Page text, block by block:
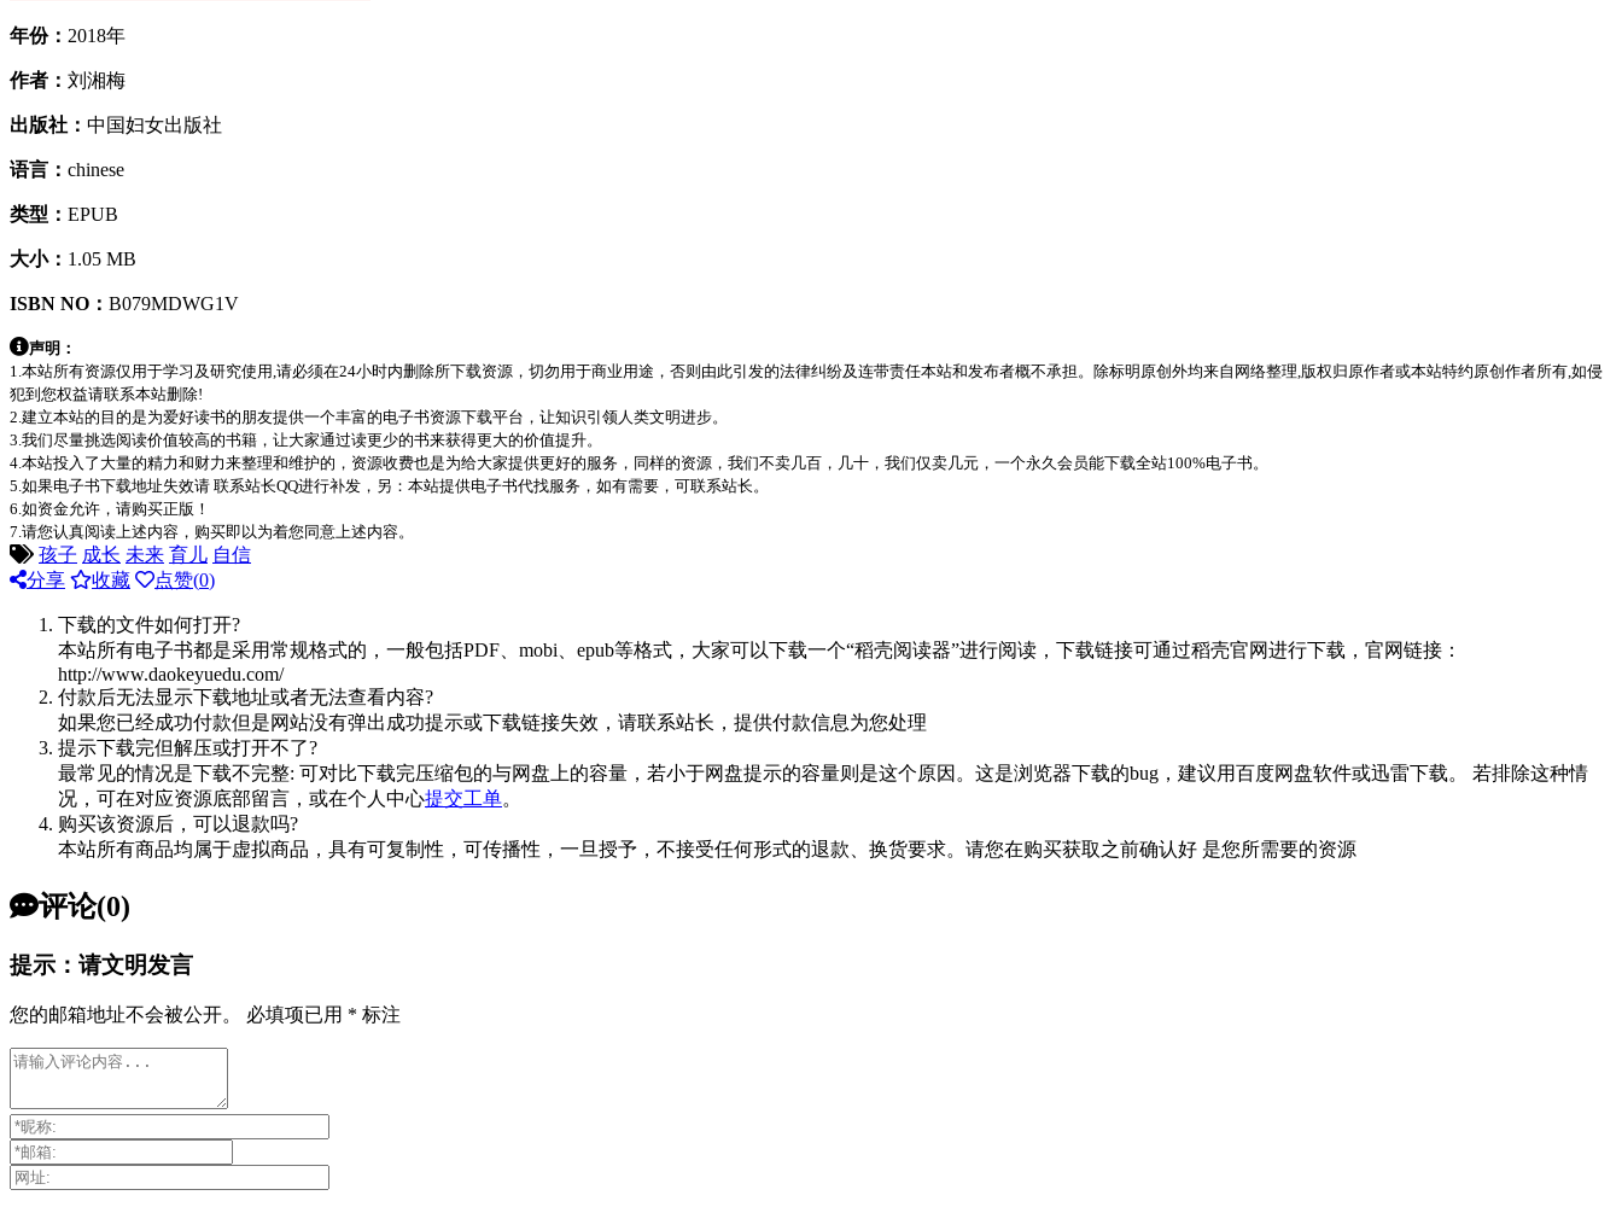
年份： 2018年
作者： 刘湘梅
出版社： 中国妇女出版社
语言： chinese
类型： EPUB
大小： 1.05 MB
ISBN NO： B079MDWG1V
声明：
1.本站所有资源仅用于学习及研究使用,请必须在24小时内删除所下载资源，切勿用于商业用途，否则由此引发的法律纠纷及连带责任本站和发布者概不承担。除标明原创外均来自网络整理,版权归原作者或本站特约原创作者所有,如侵
犯到您权益请联系本站删除!
2.建立本站的目的是为爱好读书的朋友提供一个丰富的电子书资源下载平台，让知识引领人类文明进步。
3.我们尽量挑选阅读价值较高的书籍，让大家通过读更少的书来获得更大的价值提升。
4.本站投入了大量的精力和财力来整理和维护的，资源收费也是为给大家提供更好的服务，同样的资源，我们不卖几百，几十，我们仅卖几元，一个永久会员能下载全站100%电子书。
5.如果电子书下载地址失效请 联系站长QQ进行补发，另：本站提供电子书代找服务，如有需要，可联系站长。
6.如资金允许，请购买正版！
7.请您认真阅读上述内容，购买即以为着您同意上述内容。
孩子 成长 未来 育儿 自信
分享
收藏 点赞(0)
下载的文件如何打开?
本站所有电子书都是采用常规格式的，一般包括PDF、mobi、epub等格式，大家可以下载一个“稻壳阅读器”进行阅读，下载链接可通过稻壳官网进行下载，官网链接：
http://www.daokeyuedu.com/
付款后无法显示下载地址或者无法查看内容?
如果您已经成功付款但是网站没有弹出成功提示或下载链接失效，请联系站长，提供付款信息为您处理
提示下载完但解压或打开不了?
最常见的情况是下载不完整: 可对比下载完压缩包的与网盘上的容量，若小于网盘提示的容量则是这个原因。这是浏览器下载的bug，建议用百度网盘软件或迅雷下载。 若排除这种情
况，可在对应资源底部留言，或在个人中心提交工单。
购买该资源后，可以退款吗?
本站所有商品均属于虚拟商品，具有可复制性，可传播性，一旦授予，不接受任何形式的退款、换货要求。请您在购买获取之前确认好 是您所需要的资源
评论(0)
提示：请文明发言
您的邮箱地址不会被公开。 必填项已用 * 标注